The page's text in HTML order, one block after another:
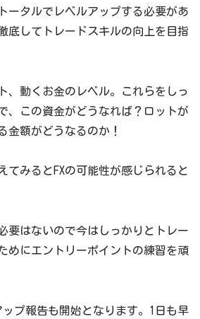
ータルでレベルアップする必要があ
底してトレードスキルの向上を目指
、動くお金のレベル。これらをしっ
、この資金がどうなれば？ロットが
金額がどうなるのか！
てみるとFXの可能性が感じられると
要はないので今はしっかりとトレー
めにエントリーポイントの練習を頑
プ報告も開始となります。1日も早